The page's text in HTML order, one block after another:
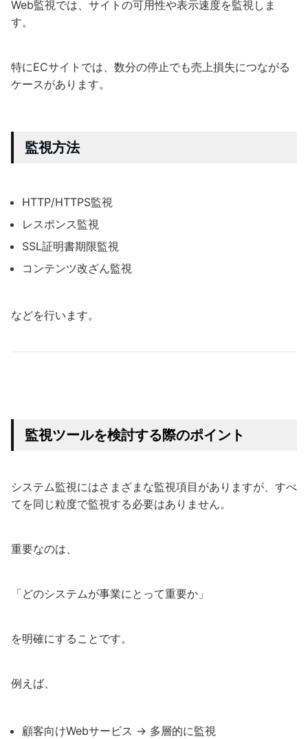
Web監視では、サイトの可用性や表示速度を監視しま
す。
特にECサイトでは、数分の停止でも売上損失につながる
ケースがあります。
監視方法
HTTP/HTTPS監視
レスポンス監視
SSL証明書期限監視
コンテンツ改ざん監視
などを行います。
監視ツールを検討する際のポイント
システム監視にはさまざまな監視項目がありますが、すべ
てを同じ粒度で監視する必要はありません。
重要なのは、
「どのシステムが事業にとって重要か」
を明確にすることです。
例えば、
顧客向けWebサービス → 多層的に監視